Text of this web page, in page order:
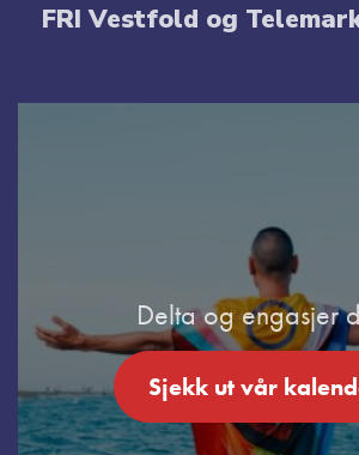
FRI Vestfold og
Delta og engasjer
Sjekk ut vår